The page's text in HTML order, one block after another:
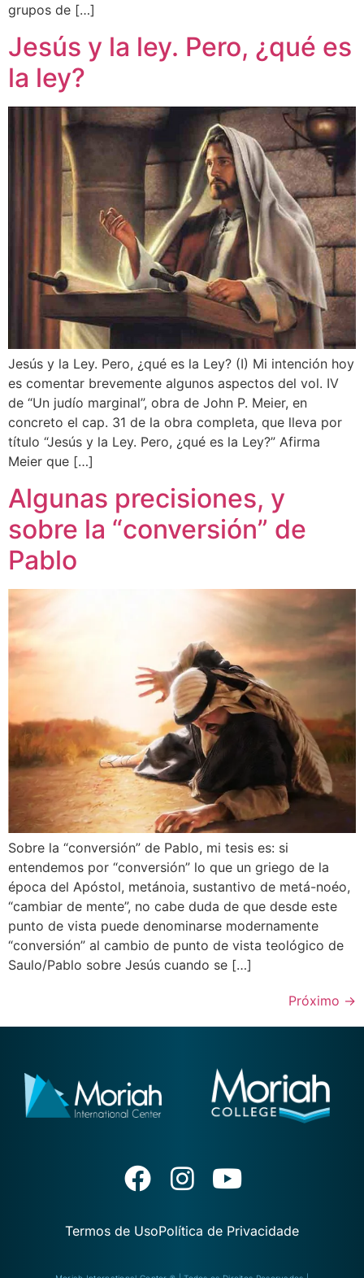
grupos de […]
Jesús y la ley. Pero, ¿qué es
la ley?
Jesús y la Ley. Pero, ¿qué es la Ley? (I) Mi intención hoy
es comentar brevemente algunos aspectos del vol. IV
de “Un judío marginal”, obra de John P. Meier, en
concreto el cap. 31 de la obra completa, que lleva por
título “Jesús y la Ley. Pero, ¿qué es la Ley?” Afirma
Meier que […]
Algunas precisiones, y
sobre la “conversión” de
Pablo
Sobre la “conversión” de Pablo, mi tesis es: si
entendemos por “conversión” lo que un griego de la
época del Apóstol, metánoia, sustantivo de metá-noéo,
“cambiar de mente”, no cabe duda de que desde este
punto de vista puede denominarse modernamente
“conversión” al cambio de punto de vista teológico de
Saulo/Pablo sobre Jesús cuando se […]
Próximo →
Termos de UsoPolítica de Privacidade